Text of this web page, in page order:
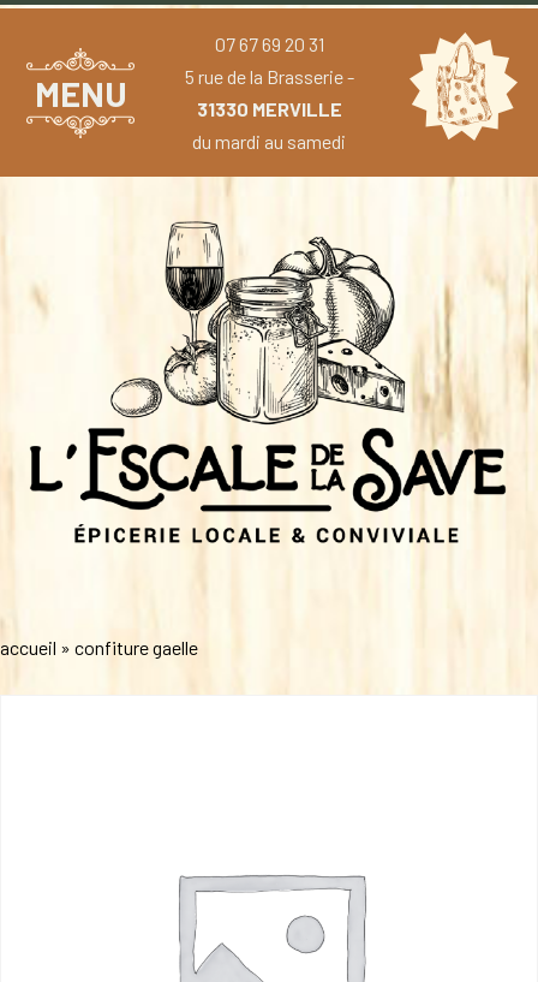
MENU
07 67 69 20 31
5 rue de la Brasserie -
31330 MERVILLE
du mardi au samedi
accueil » confiture gaelle